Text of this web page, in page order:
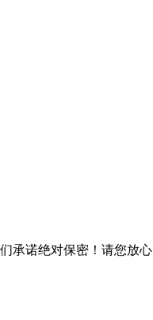
承诺绝对保密！请您放心